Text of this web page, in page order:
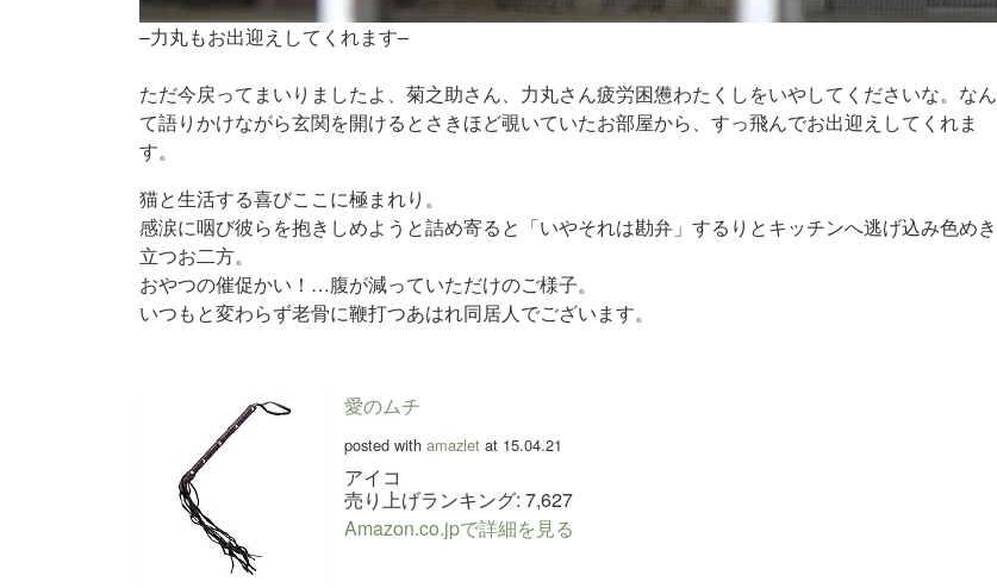
–力丸もお出迎えしてくれます–
ただ今戻ってまいりましたよ、菊之助さん、力丸さん疲労困憊わたくしをいやしてくださいな。なん
て語りかけながら玄関を開けるとさきほど覗いていたお部屋から、すっ飛んでお出迎えしてくれま
す。
猫と生活する喜びここに極まれり。
感涙に咽び彼らを抱きしめようと詰め寄ると「いやそれは勘弁」するりとキッチンへ逃げ込み色めき
立つお二方。
おやつの催促かい！…腹が減っていただけのご様子。
いつもと変わらず老骨に鞭打つあはれ同居人でございます。
愛のムチ
posted with amazlet at 15.04.21
アイコ
売り上げランキング: 7,627
Amazon.co.jpで詳細を見る